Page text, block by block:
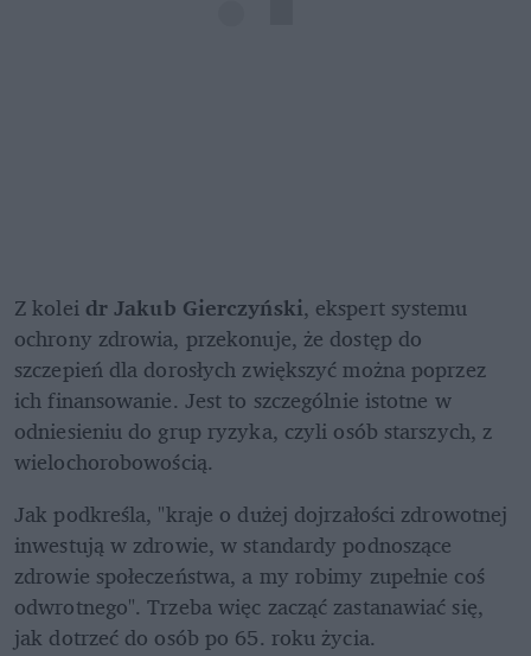
Z kolei dr Jakub Gierczyński, ekspert systemu
ochrony zdrowia, przekonuje, że dostęp do
szczepień dla dorosłych zwiększyć można poprzez
ich finansowanie. Jest to szczególnie istotne w
odniesieniu do grup ryzyka, czyli osób starszych, z
wielochorobowością.
Jak podkreśla, "kraje o dużej dojrzałości zdrowotnej
inwestują w zdrowie, w standardy podnoszące
zdrowie społeczeństwa, a my robimy zupełnie coś
odwrotnego". Trzeba więc zacząć zastanawiać się,
jak dotrzeć do osób po 65. roku życia.